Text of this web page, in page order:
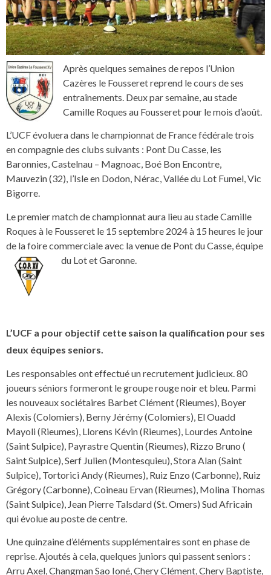
Après quelques semaines de repos l’Union
Cazères le Fousseret reprend le cours de ses
entraînements. Deux par semaine, au stade
Camille Roques au Fousseret pour le mois d’août.
L’UCF évoluera dans le championnat de France fédérale trois
en compagnie des clubs suivants : Pont Du Casse, les
Baronnies, Castelnau – Magnoac, Boé Bon Encontre,
Mauvezin (32), l’Isle en Dodon, Nérac, Vallée du Lot Fumel, Vic
Bigorre.
Le premier match de championnat aura lieu au stade Camille
Roques à le Fousseret le 15 septembre 2024 à 15 heures le jour
de la foire commerciale avec la venue de Pont du Casse, équipe
du Lot et Garonne.
L’UCF a pour objectif cette saison la qualification pour ses
deux équipes seniors.
Les responsables ont effectué un recrutement judicieux. 80
joueurs séniors formeront le groupe rouge noir et bleu. Parmi
les nouveaux sociétaires Barbet Clément (Rieumes), Boyer
Alexis (Colomiers), Berny Jérémy (Colomiers), El Ouadd
Mayoli (Rieumes), Llorens Kévin (Rieumes), Lourdes Antoine
(Saint Sulpice), Payrastre Quentin (Rieumes), Rizzo Bruno (
Saint Sulpice), Serf Julien (Montesquieu), Stora Alan (Saint
Sulpice), Tortorici Andy (Rieumes), Ruiz Enzo (Carbonne), Ruiz
Grégory (Carbonne), Coineau Ervan (Rieumes), Molina Thomas
(Saint Sulpice), Jean Pierre Talsdard (St. Omers) Sud Africain
qui évolue au poste de centre.
Une quinzaine d’éléments supplémentaires sont en phase de
reprise. Ajoutés à cela, quelques juniors qui passent seniors :
Arru Axel, Changman Sao Ioné, Chery Clément, Chery Baptiste,